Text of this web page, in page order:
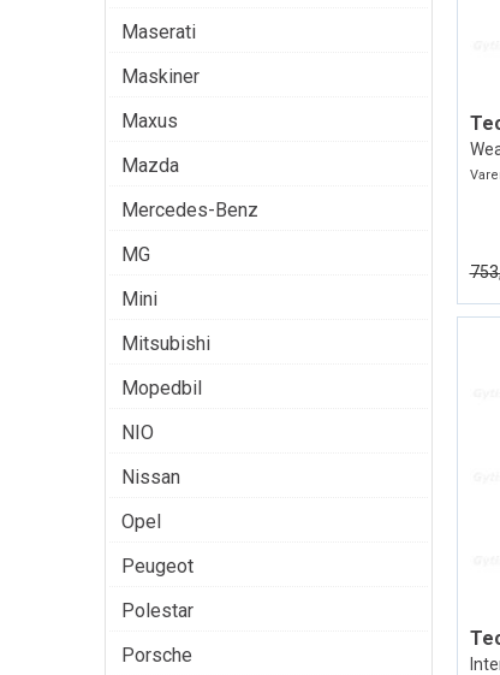
Maserati
Maskiner
Maxus
Mazda
Mercedes-Benz
MG
Mini
Mitsubishi
Mopedbil
NIO
Nissan
Opel
Peugeot
Polestar
Porsche